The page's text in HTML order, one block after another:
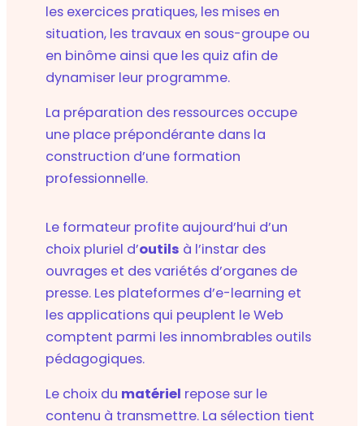
les exercices pratiques, les mises en
situation, les travaux en sous-groupe ou
en binôme ainsi que les quiz afin de
dynamiser leur programme.
La préparation des ressources occupe
une place prépondérante dans la
construction d’une formation
professionnelle.
Le formateur profite aujourd’hui d’un
choix pluriel d’outils à l’instar des
ouvrages et des variétés d’organes de
presse. Les plateformes d’e-learning et
les applications qui peuplent le Web
comptent parmi les innombrables outils
pédagogiques.
Le choix du matériel repose sur le
contenu à transmettre. La sélection tient